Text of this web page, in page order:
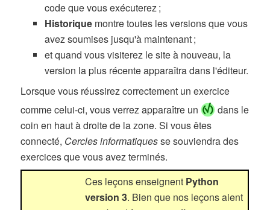
code que vous exécuterez ;
Historique montre toutes les versions que vous
avez soumises jusqu'à maintenant ;
et quand vous visiterez le site à nouveau, la
version la plus récente apparaîtra dans l'éditeur.
Lorsque vous réussirez correctement un exercice
comme celui-ci, vous verrez apparaître un
dans le
coin en haut à droite de la zone. Si vous êtes
connecté, Cercles informatiquesse souviendra des
exercices que vous avez terminés.
Ces leçons enseignent Python
version 3. Bien que nos leçons aient